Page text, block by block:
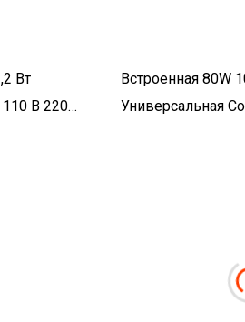
Вт
110 В 220
Встроенная 80W
Универсальная